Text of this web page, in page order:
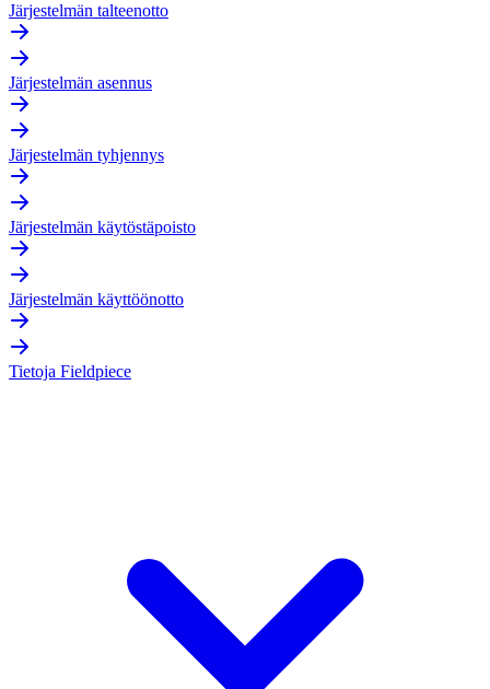
Järjestelmän talteenotto
Järjestelmän asennus
Järjestelmän tyhjennys
Järjestelmän käytöstäpoisto
Järjestelmän käyttöönotto
Tietoja Fieldpiece